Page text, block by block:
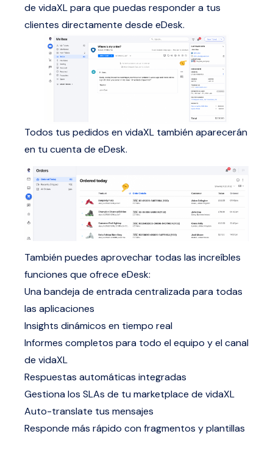
de vidaXL para que puedas responder a tus
clientes directamente desde eDesk.
Todos tus pedidos en vidaXL también aparecerán
en tu cuenta de eDesk.
También puedes aprovechar todas las increíbles
funciones que ofrece eDesk:
Una bandeja de entrada centralizada para todas
las aplicaciones
Insights dinámicos en tiempo real
Informes completos para todo el equipo y el canal
de vidaXL
Respuestas automáticas integradas
Gestiona los SLAs de tu marketplace de vidaXL
Auto-translate tus mensajes
Responde más rápido con fragmentos y plantillas